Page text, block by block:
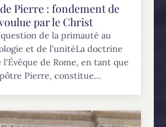
Pierre : fondement de
par le Christ
de la primauté au
et de l'unitéLa doctrine
de Rome, en tant que
Pierre, constitue...